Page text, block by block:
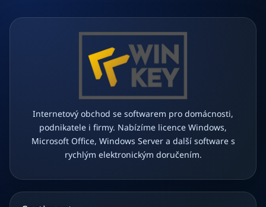
Internetový obchod se softwarem pro domácnosti,
podnikatele i firmy. Nabízíme licence Windows,
Microsoft Office, Windows Server a další software s
rychlým elektronickým doručením.